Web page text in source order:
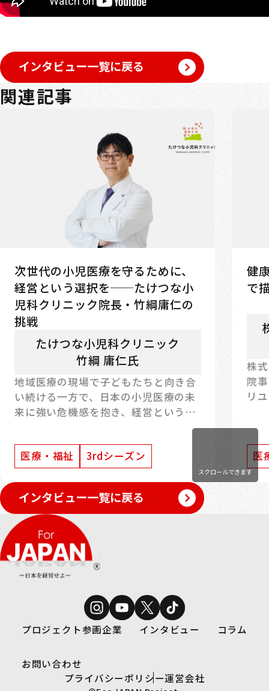
インタビュー一覧に戻る
関連記事
次世代の小児医療を守るために、
経営という選択を──たけつな小
児科クリニック院長・竹綱庸仁の
挑戦
たけつな小児科クリニック
竹綱 庸仁氏
地域医療の現場で子どもたちと向き合
い続ける一方で、日本の小児医療の未
来に強い危機感を抱き、経営という立
場からも挑戦を続けている、たけつな
小児科クリニック院長・竹綱庸仁氏。
本記事では、ForJAPANへの出演を通
じて感じたことや、現在取り組んでい
る発信活動、そして次世代へ託したい
思いについて、お話を伺いました。
医療・福祉 3rdシーズン
健
で
株
院
リ
を
的
た
ま
裕
医
スクロールできます
インタビュー一覧に戻る
プロジェクト参画企業 インタビュー コラム
お問い合わせ
プライバシーポリシー運営会社